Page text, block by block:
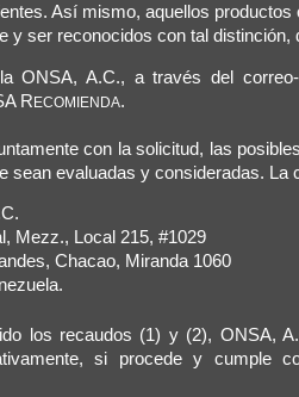
Así mismo, aquellos
y ser reconocidos con tal distinción,
ONSA, A.C., a través del
RECOMIENDA.
con la solicitud, las
sean evaluadas y consideradas. La
Mezz., Local 215, #1029
Chacao, Miranda 1060
los recaudos (1) y (2), ONSA,
si procede y cumple